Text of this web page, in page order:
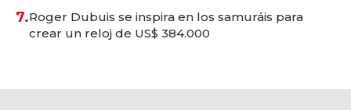
7.Roger Dubuis se inspira en los samuráis para
crear un reloj de US$ 384.000